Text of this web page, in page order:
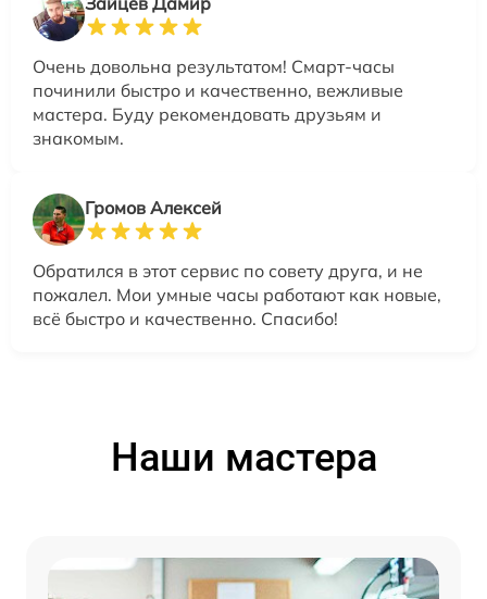
Очень довольна результатом! Смарт-часы
починили быстро и качественно, вежливые
мастера. Буду рекомендовать друзьям и
знакомым.
Громов Алексей
Обратился в этот сервис по совету друга, и не
пожалел. Мои умные часы работают как новые,
всё быстро и качественно. Спасибо!
Наши мастера